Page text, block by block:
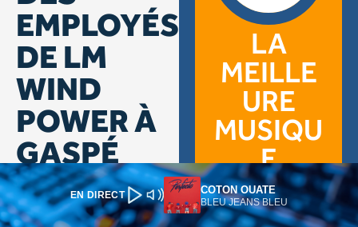
EN DIRECT COTON OUATE
BLEU JEANS BLEU